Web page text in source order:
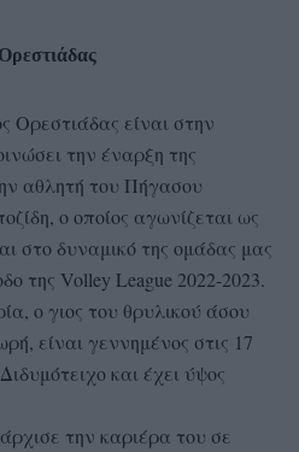
Ορεστιάδας είναι στην
την έναρξη της
αθλητή του Πήγασου
ο οποίος αγωνίζεται ως
στο δυναμικό της ομάδας μας
της Volley League 2022-2023.
ο γιος του θρυλικού άσου
είναι γεννημένος στις 17
και έχει ύψος
την καριέρα του σε